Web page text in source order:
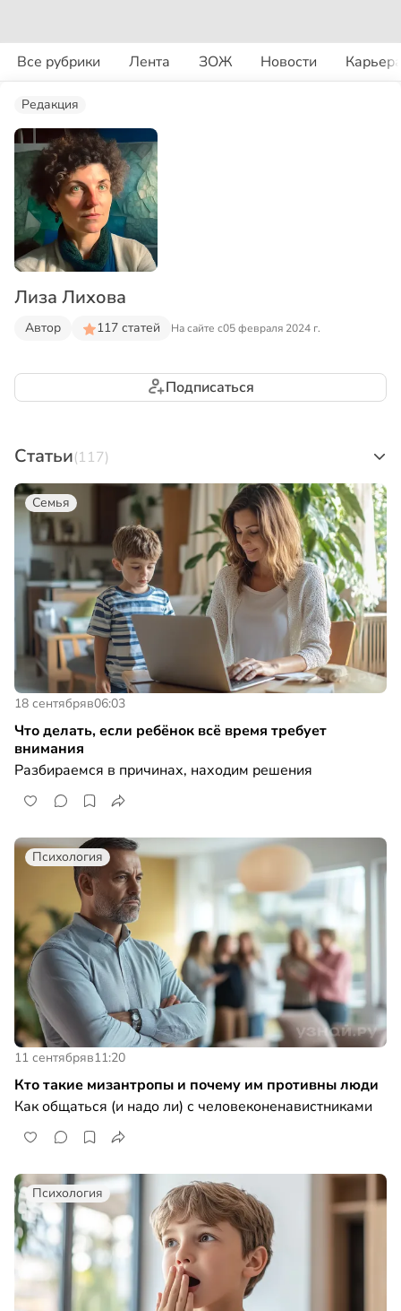
Все рубрики Лента ЗОЖ Новости
Редакция
Лиза Лихова
Автор 117 статей На сайте с05 февраля 2024 г.
Подписаться
Статьи(117)
Семья
18 сентябряв06:03
Что делать, если ребёнок всё время требует
внимания
Разбираемся в причинах, находим решения
Психология
11 сентябряв11:20
Кто такие мизантропы и почему им противны люди
Как общаться (и надо ли) с человеконенавистниками
Психология